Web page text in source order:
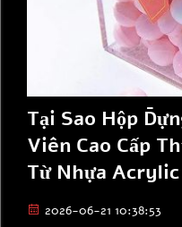
Tại Sao Hộp
Viên Cao Cấp
Từ Nhựa Acrylic
2026-06-21 10:38:53